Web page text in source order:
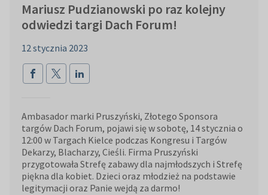
Mariusz Pudzianowski po raz kolejny
odwiedzi targi Dach Forum!
12 stycznia 2023
Ambasador marki Pruszyński, Złotego Sponsora
targów Dach Forum, pojawi się w sobotę, 14 stycznia o
12:00 w Targach Kielce podczas Kongresu i Targów
Dekarzy, Blacharzy, Cieśli. Firma Pruszyński
przygotowała Strefę zabawy dla najmłodszych i Strefę
piękna dla kobiet. Dzieci oraz młodzież na podstawie
legitymacji oraz Panie wejdą za darmo!